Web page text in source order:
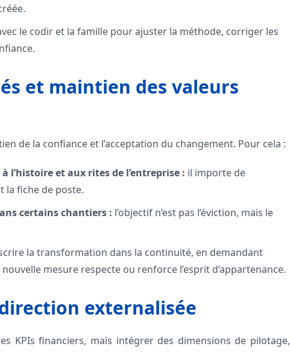
le codir et la famille pour ajuster la méthode, corriger les
et maintien des valeurs
de la confiance et l’acceptation du changement. Pour cela :
l’histoire et aux rites de l’entreprise : il importe de
la fiche de poste.
certains chantiers : l’objectif n’est pas l’éviction, mais le
la transformation dans la continuité, en demandant
mesure respecte ou renforce l’esprit d’appartenance.
direction externalisée
KPIs financiers, mais intégrer des dimensions de pilotage,